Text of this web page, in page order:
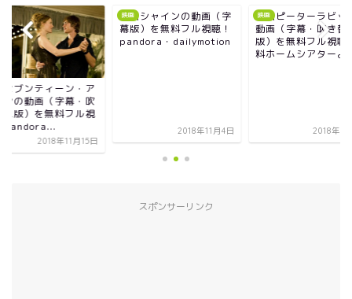
ア
吹
視
映画
映画シャインの動画（字
幕版）を無料フル視聴！
pandora・dailymotion
映画
映画ピーターラビットの
動画（字幕・吹き替え
版）を無料フル視聴！無
料ホームシアターより...
映画
聴！
スポンサーリンク